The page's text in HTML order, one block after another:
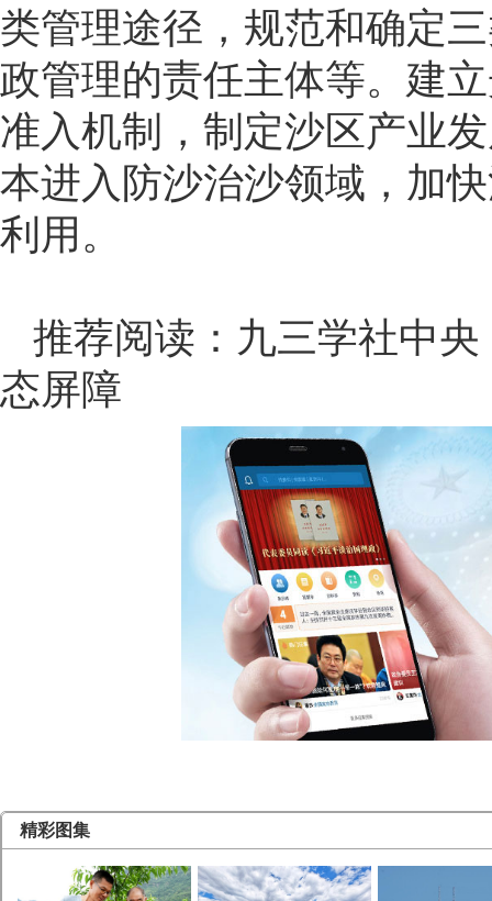
类管理途径，规范和确定
政管理的责任主体等。建
准入机制，制定沙区产业
本进入防沙治沙领域，加
利用。
推荐阅读： 九三学社中
态屏障